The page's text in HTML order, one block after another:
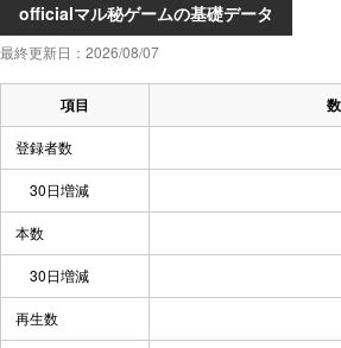
officialマル秘ゲームの基礎データ
最終更新日：2026/08/07
項目
登録者数
30日増減
本数
30日増減
再生数